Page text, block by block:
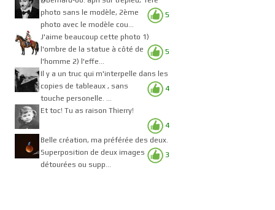
5
photo sans le modèle, 2ème
photo avec le modèle cou...
5
J'aime beaucoup cette photo 1)
l'ombre de la statue à côté de
l'homme 2) l'effe...
4
Il y a un truc qui m'interpelle dans les
copies de tableaux , sans
touche personelle. ...
4
Et toc! Tu as raison Thierry!
3
Belle création, ma préférée des deux.
Superposition de deux images
détourées ou supp...